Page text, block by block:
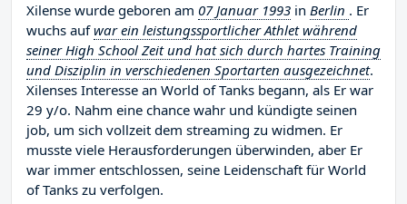
Xilense wurde geboren am 07 Januar 1993 in Berlin . Er
wuchs aufwar ein leistungssportlicher Athlet während
seiner High School Zeit und hat sich durch hartes Training
und Disziplin in verschiedenen Sportarten ausgezeichnet.
Xilenses Interesse an World of Tanks begann, als Er war
29 y/o. Nahm eine chance wahr und kündigte seinen
job, um sich vollzeit dem streaming zu widmen. Er
musste viele Herausforderungen überwinden, aber Er
war immer entschlossen, seine Leidenschaft für World
of Tanks zu verfolgen.